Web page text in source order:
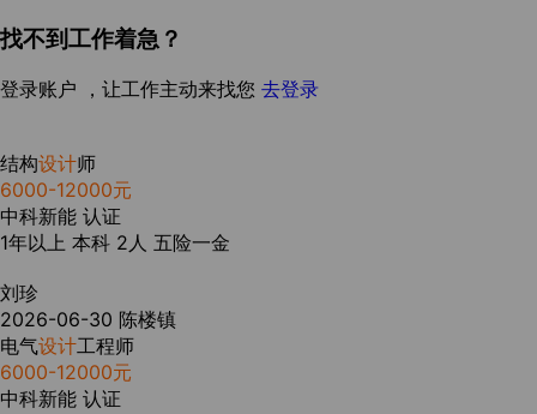
找不到工作着急？
登录账户 ，让工作主动来找您 去登录
结构设计师
6000-12000元
中科新能 认证
1年以上 本科 2人 五险一金
刘珍
2026-06-30 陈楼镇
电气设计工程师
6000-12000元
中科新能 认证